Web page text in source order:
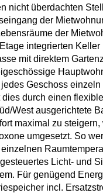
nicht überdachten
der
der
integrierten
mit direktem
Geschoss
durch einen
West ausgerichtete
maximal zu
umgesetzt. So
Licht- und
Für genügend
incl.